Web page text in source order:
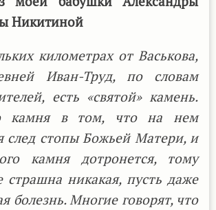
Никитиной
километрах от Васькова,
Иван-Труд, по словам
есть «святой» камень.
камня в том, что на нем
след стопы Божьей Матери, и
камня дотронется, тому
страшна никакая, пусть даже
болезнь. Многие говорят, что